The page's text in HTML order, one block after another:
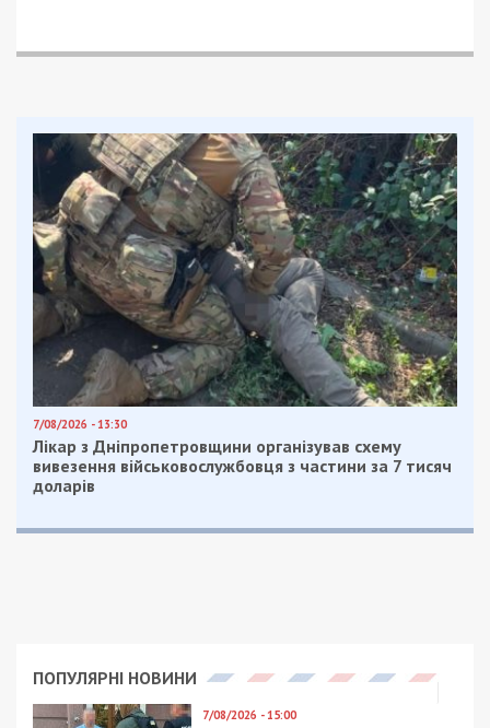
7/08/2026 - 13:30
Лікар з Дніпропетровщини організував схему
вивезення військовослужбовця з частини за 7 тисяч
доларів
ПОПУЛЯРНІ НОВИНИ
7/08/2026 - 15:00